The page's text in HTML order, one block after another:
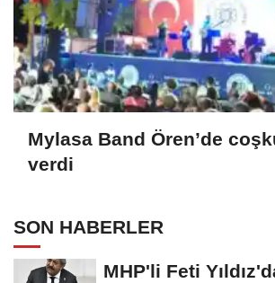
Mylasa Band Ören’de
verdi
SON HABERLER
MHP'li Feti